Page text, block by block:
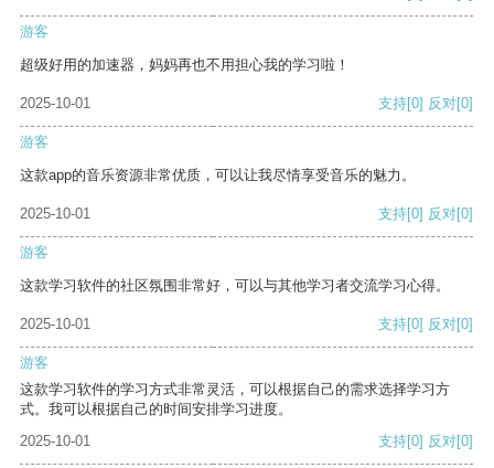
游客
超级好用的加速器，妈妈再也不用担心我的学习啦！
2025-10-01 支持[0] 反对[0]
游客
这款app的音乐资源非常优质，可以让我尽情享受音乐的魅力。
2025-10-01 支持[0] 反对[0]
游客
这款学习软件的社区氛围非常好，可以与其他学习者交流学习心得。
2025-10-01 支持[0] 反对[0]
游客
这款学习软件的学习方式非常灵活，可以根据自己的需求选择学习方
式。我可以根据自己的时间安排学习进度。
2025-10-01
支持[0] 反对[0]